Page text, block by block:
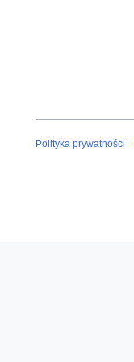
Polityka prywatności